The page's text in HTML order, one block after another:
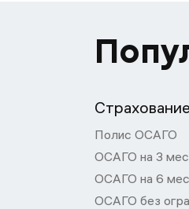
Полис ОСАГО
ОСАГО на 3
ОСАГО на 6
ОСАГО без